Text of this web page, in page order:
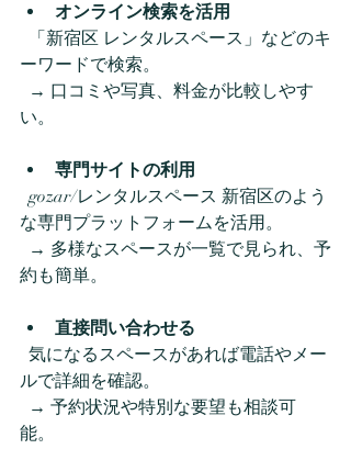
オンライン検索を活用
ーワードで検索。
い。
専門サイトの利用
  gozar/レンタルスペース 新宿区のよう
な専門プラットフォームを活用。
約も簡単。
直接問い合わせる
ルで詳細を確認。
能。